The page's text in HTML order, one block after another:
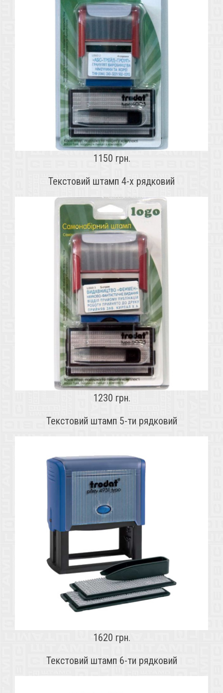
1150 грн.
Текстовий штамп 4-х рядковий
1230 грн.
Текстовий штамп 5-ти рядковий
1620 грн.
Текстовий штамп 6-ти рядковий